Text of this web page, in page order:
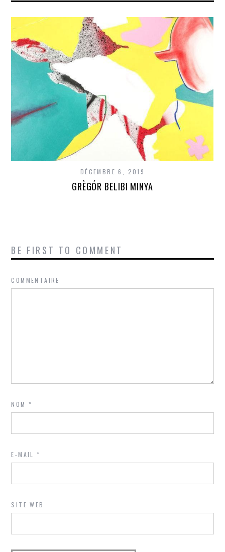
DÉCEMBRE 6, 2019
GRÈGÓR BELIBI MINYA
BE FIRST TO COMMENT
COMMENTAIRE
NOM*
E-MAIL*
SITE WEB